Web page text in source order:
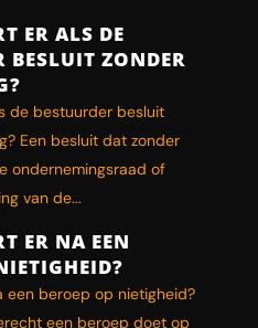
ER ALS DE
BESLUIT ZONDER
de bestuurder besluit
Een besluit dat zonder
ondernemingsraad of
van de...
ER NA EEN
een beroep op nietigheid?
een beroep doet op